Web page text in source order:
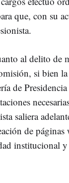
que, con su
al delito de
si bien
de
saliera
de páginas
institucional y